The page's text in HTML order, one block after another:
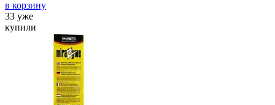
в корзину
33 уже
купили